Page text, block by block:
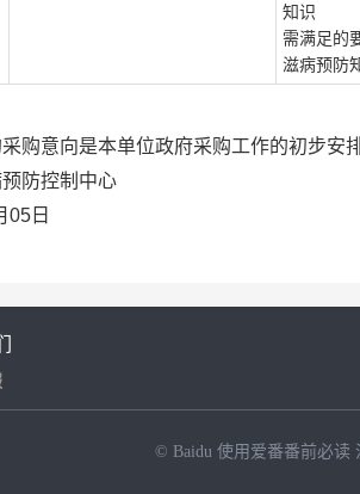
知识
需满足的
滋病预防
购意向是本单位政府采购工作的初步安
防控制中心
05日
© Baidu 使用爱番番前必读